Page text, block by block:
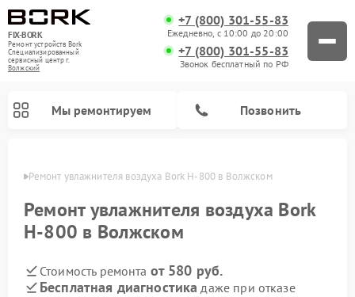
FIX-BORK
Ремонт устройств Bork
Специализированный
cервисный центр г.
Волжский
+7 (800) 301-55-83
Ежедневно, с 10:00 до 20:00
+7 (800) 301-55-83
Звонок бесплатный по РФ
Мы ремонтируем Позвонить
Ремонт увлажнителя воздуха Bork H-800 в Волжском
Ремонт увлажнителя воздуха Bork
H-800 в Волжском
Стоимость ремонта от 580 руб.
Бесплатная диагностика даже при отказе